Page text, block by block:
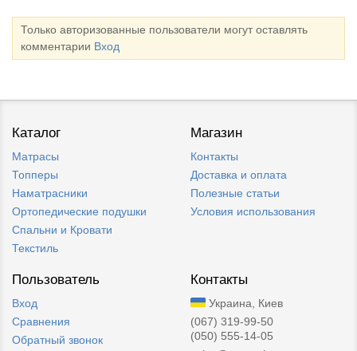
Только авторизованные пользователи могут оставлять
комментарии Вход
Каталог
Матрасы
Топперы
Наматрасники
Ортопедические подушки
Спальни и Кровати
Текстиль
Магазин
Контакты
Доставка и оплата
Полезные статьи
Условия использования
Пользователь
Вход
Сравнения
Обратный звонок
Контакты
Украина, Киев
(067) 319-99-50
(050) 555-14-05